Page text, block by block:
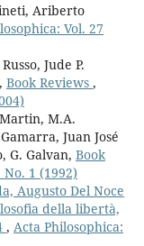
Ariberto
Vol. 27
Jude P.
Book Reviews ,
M.A.
Juan José
G. Galvan, Book
1 (1992)
Augusto Del Noce
della libertà,
, Acta Philosophica: